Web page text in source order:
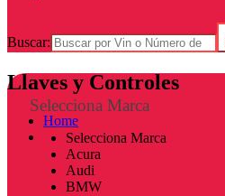
Buscar:
Llaves y Controles
Home
Tienda
Selecciona Marca
Selecciona Marca
Acura
Audi
BMW